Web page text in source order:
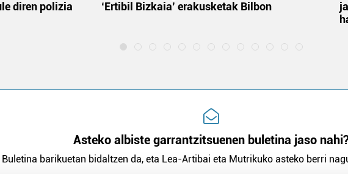
diren polizia
‘Ertibil Bizkaia’ erakusketak Bilbon
Asteko albiste garrantzitsuenen buletina jaso
Buletina barikuetan bidaltzen da, eta Lea-Artibai eta Mutrikuko asteko berri